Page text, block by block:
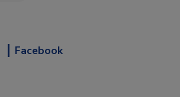
Facebook